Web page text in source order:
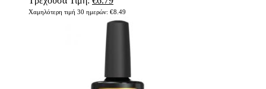
price
was:
€8.49.
τρέχουσα
τιμή
είναι:
€6.79.
Χαμηλότερη τιμή 30 ημερών: €8.49